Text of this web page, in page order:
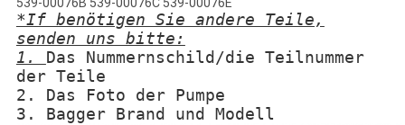
539-00076B 539-00076C 539-00076E
*If benötigen Sie andere Teile,
senden uns bitte:
1. Das Nummernschild/die Teilnummer
der Teile
2. Das Foto der Pumpe
3. Bagger Brand und Modell